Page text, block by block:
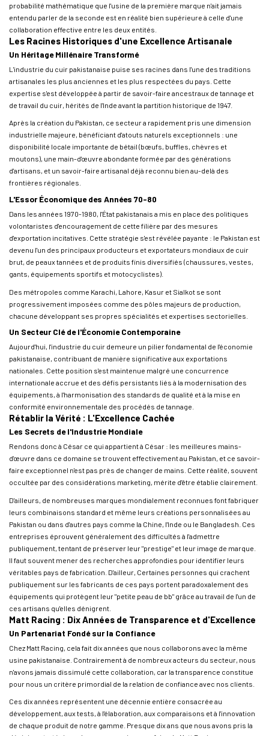
probabilité mathématique que l'usine de la première marque n'ait jamais
entendu parler de la seconde est en réalité bien supérieure à celle d'une
collaboration effective entre les deux entités.
Les Racines Historiques d'une Excellence Artisanale
Un Héritage Millénaire Transformé
L'industrie du cuir pakistanaise puise ses racines dans l'une des traditions
artisanales les plus anciennes et les plus respectées du pays. Cette
expertise s'est développée à partir de savoir-faire ancestraux de tannage et
de travail du cuir, hérités de l'Inde avant la partition historique de 1947.
Après la création du Pakistan, ce secteur a rapidement pris une dimension
industrielle majeure, bénéficiant d'atouts naturels exceptionnels : une
disponibilité locale importante de bétail (bœufs, buffles, chèvres et
moutons), une main-d'œuvre abondante formée par des générations
d'artisans, et un savoir-faire artisanal déjà reconnu bien au-delà des
frontières régionales.
L'Essor Économique des Années 70-80
Dans les années 1970-1980, l'État pakistanais a mis en place des politiques
volontaristes d'encouragement de cette filière par des mesures
d'exportation incitatives. Cette stratégie s'est révélée payante : le Pakistan est
devenu l'un des principaux producteurs et exportateurs mondiaux de cuir
brut, de peaux tannées et de produits finis diversifiés (chaussures, vestes,
gants, équipements sportifs et motocyclistes).
Des métropoles comme Karachi, Lahore, Kasur et Sialkot se sont
progressivement imposées comme des pôles majeurs de production,
chacune développant ses propres spécialités et expertises sectorielles.
Un Secteur Clé de l'Économie Contemporaine
Aujourd'hui, l'industrie du cuir demeure un pilier fondamental de l'économie
pakistanaise, contribuant de manière significative aux exportations
nationales. Cette position s'est maintenue malgré une concurrence
internationale accrue et des défis persistants liés à la modernisation des
équipements, à l'harmonisation des standards de qualité et à la mise en
conformité environnementale des procédés de tannage.
Rétablir la Vérité : L'Excellence Cachée
Les Secrets de l'Industrie Mondiale
Rendons donc à César ce qui appartient à César : les meilleures mains-
d'œuvre dans ce domaine se trouvent effectivement au Pakistan, et ce savoir-
faire exceptionnel n'est pas près de changer de mains. Cette réalité, souvent
occultée par des considérations marketing, mérite d'être établie clairement.
D'ailleurs, de nombreuses marques mondialement reconnues font fabriquer
leurs combinaisons standard et même leurs créations personnalisées au
Pakistan ou dans d'autres pays comme la Chine, l'Inde ou le Bangladesh. Ces
entreprises éprouvent généralement des difficultés à l'admettre
publiquement, tentant de préserver leur "prestige" et leur image de marque.
Il faut souvent mener des recherches approfondies pour identifier leurs
véritables pays de fabrication. D'ailleur, Certaines personnes qui crachent
publiquement sur les fabricants de ces pays portent paradoxalement des
équipements qui protègent leur "petite peau de bb" grâce au travail de l'un de
ces artisans qu'elles dénigrent.
Matt Racing : Dix Années de Transparence et d'Excellence
Un Partenariat Fondé sur la Confiance
Chez Matt Racing, cela fait dix années que nous collaborons avec la même
usine pakistanaise. Contrairement à de nombreux acteurs du secteur, nous
n'avons jamais dissimulé cette collaboration, car la transparence constitue
pour nous un critère primordial de la relation de confiance avec nos clients.
Ces dix années représentent une décennie entière consacrée au
développement, aux tests, à l'élaboration, aux comparaisons et à l'innovation
de chaque produit de notre gamme. Presque dix ans que nous avons pris la